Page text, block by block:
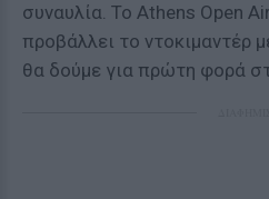
συναυλία. Το Athens Open
προβάλλει το ντοκιμαντέρ
θα δούμε για πρώτη φορά